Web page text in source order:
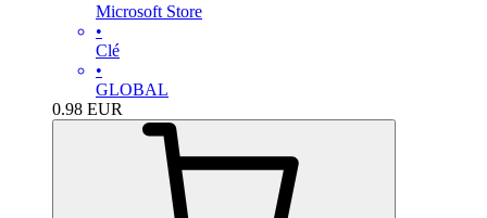
Microsoft Store
•
Clé
•
GLOBAL
0.98 EUR